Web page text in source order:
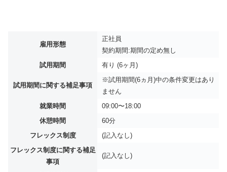
雇用形態
正社員
契約期間:期間の定め無し
試用期間
有り (6ヶ月)
試用期間に関する補足事項
※試用期間(6ヵ月)中の条件変更はあり
ません
就業時間
09:00〜18:00
休憩時間
60分
フレックス制度
(記入なし)
フレックス制度に関する補足
事項
(記入なし)